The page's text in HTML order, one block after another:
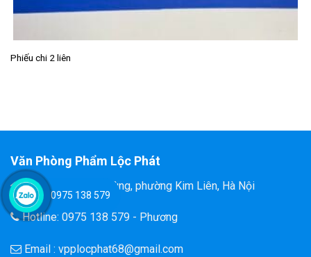
Phiếu chi 2 liên
Văn Phòng Phẩm Lộc Phát
Đ/C: 58 Tôn Thất Tùng, phường Kim Liên, Hà Nội
Hotline: 0975 138 579 - Phương
Email : vpplocphat68@gmail.com
0975 138 579